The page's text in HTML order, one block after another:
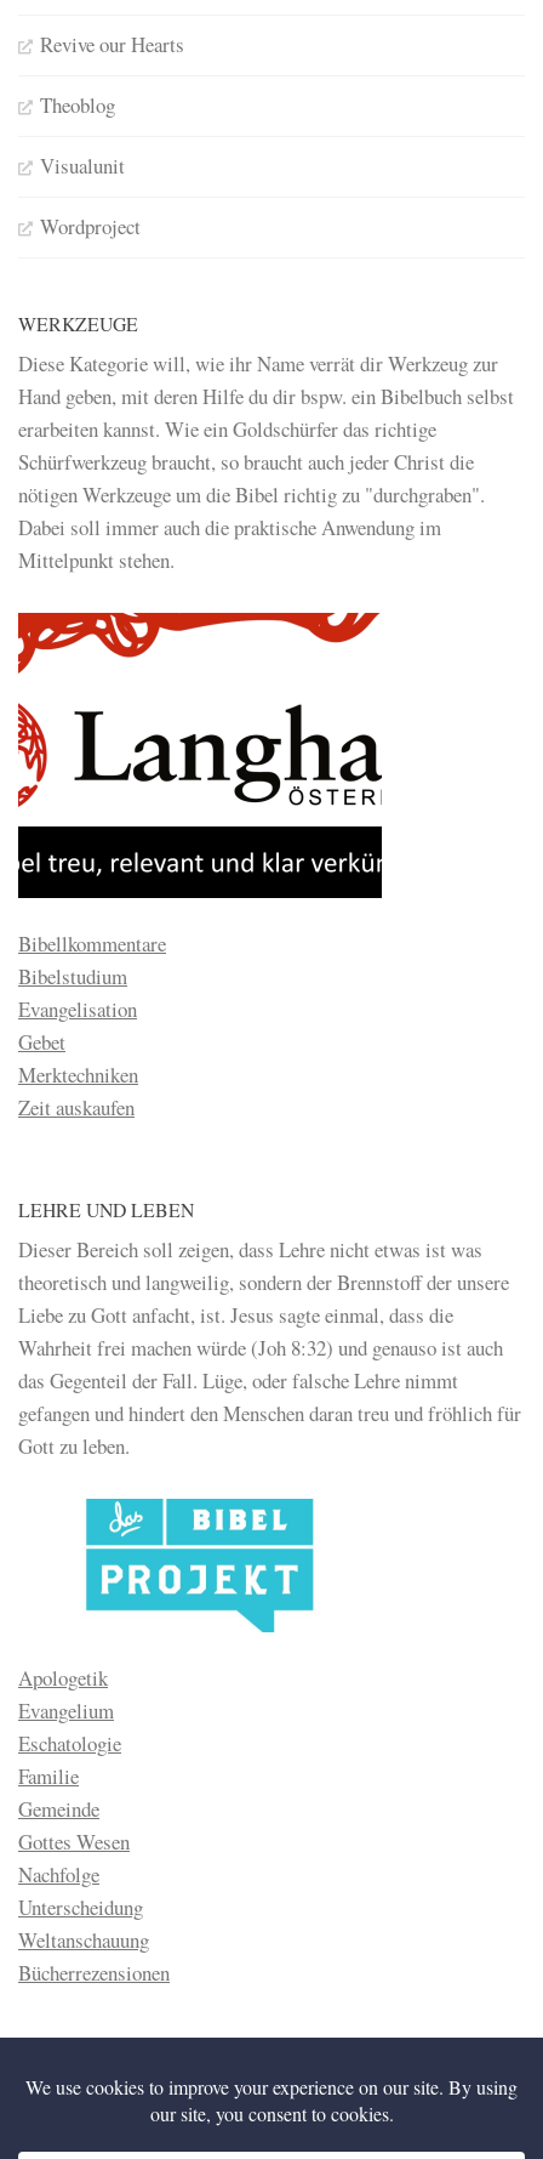
Revive our Hearts
Theoblog
Visualunit
Wordproject
WERKZEUGE
Diese Kategorie will, wie ihr Name verrät dir Werkzeug zur
Hand geben, mit deren Hilfe du dir bspw. ein Bibelbuch selbst
erarbeiten kannst. Wie ein Goldschürfer das richtige
Schürfwerkzeug braucht, so braucht auch jeder Christ die
nötigen Werkzeuge um die Bibel richtig zu "durchgraben".
Dabei soll immer auch die praktische Anwendung im
Mittelpunkt stehen.
Bibellkommentare
Bibelstudium
Evangelisation
Gebet
Merktechniken
Zeit auskaufen
LEHRE UND LEBEN
Dieser Bereich soll zeigen, dass Lehre nicht etwas ist was
theoretisch und langweilig, sondern der Brennstoff der unsere
Liebe zu Gott anfacht, ist. Jesus sagte einmal, dass die
Wahrheit frei machen würde (Joh 8:32) und genauso ist auch
das Gegenteil der Fall. Lüge, oder falsche Lehre nimmt
gefangen und hindert den Menschen daran treu und fröhlich für
Gott zu leben.
Apologetik
Evangelium
Eschatologie
Familie
Gemeinde
Gottes Wesen
Nachfolge
Unterscheidung
Weltanschauung
Bücherrezensionen